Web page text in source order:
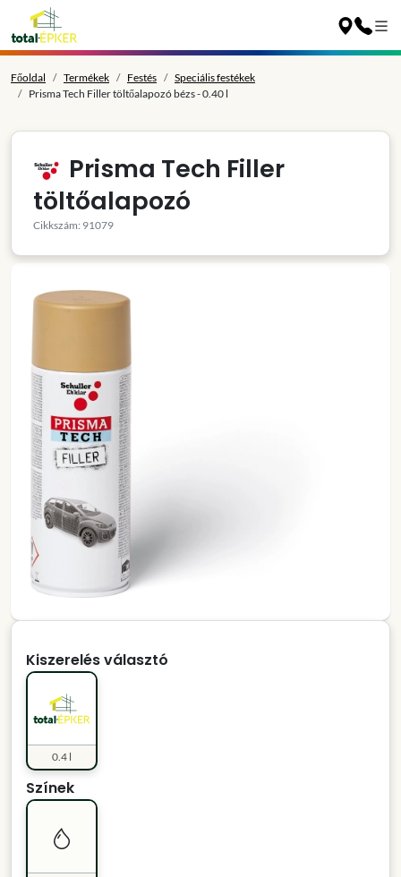
Főoldal Termékek Festés
Speciális festékek
Prisma Tech Filler töltőalapozó bézs - 0.40 l
Prisma Tech Filler
töltőalapozó
Cikkszám: 91079
Kiszerelés választó
0.4 l
Színek